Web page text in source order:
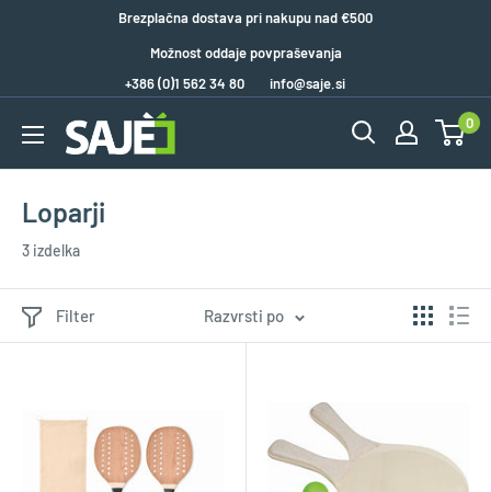
Brezplačna dostava pri nakupu nad €500
Možnost oddaje povpraševanja
+386 (0)1 562 34 80
info@saje.si
0
Loparji
3 izdelka
Filter Razvrsti po